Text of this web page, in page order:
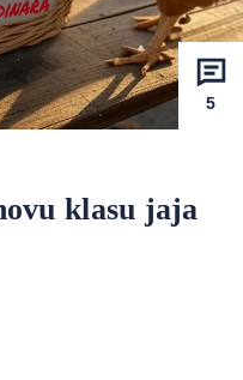
5
klasu jaja